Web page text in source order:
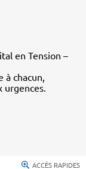
en Tension –
à chacun,
urgences.
ACCÈS RAPIDES